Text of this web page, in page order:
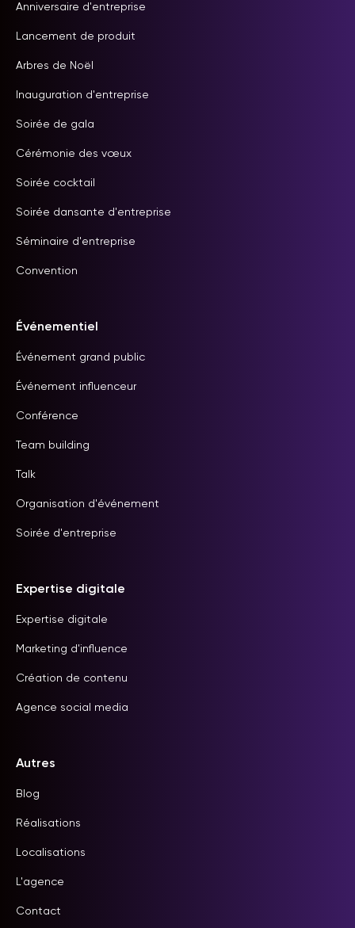
Anniversaire d'entreprise
Lancement de produit
Arbres de Noël
Inauguration d'entreprise
Soirée de gala
Cérémonie des vœux
Soirée cocktail
Soirée dansante d'entreprise
Séminaire d'entreprise
Convention
Événementiel
Événement grand public
Événement influenceur
Conférence
Team building
Talk
Organisation d'événement
Soirée d'entreprise
Expertise digitale
Expertise digitale
Marketing d'influence
Création de contenu
Agence social media
Autres
Blog
Réalisations
Localisations
L'agence
Contact